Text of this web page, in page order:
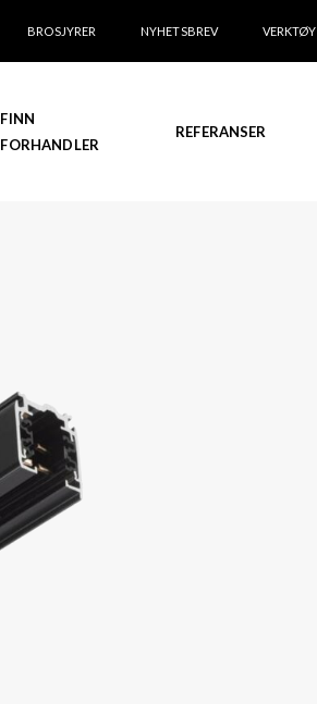
BROSJYRER NYHETSBREV VERKTØY
FINN
FORHANDLER
REFERANSER